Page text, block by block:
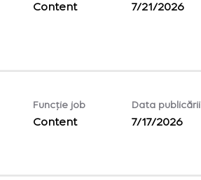
Content 7/21/2026
Funcție job
Content
Data publicării
7/17/2026